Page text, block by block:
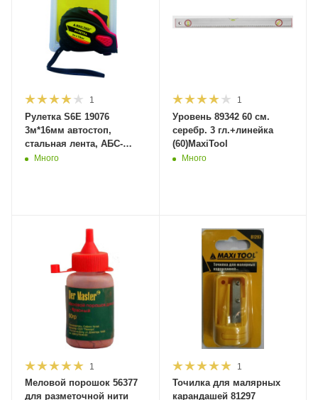
1
Рулетка S6E 19076
3м*16мм автостоп,
стальная лента, АБС-
корп, ремешок (1/120)
Много
1
Уровень 89342 60 см.
серебр. 3 гл.+линейка
(60)MaxiTool
Много
1
Меловой порошок 56377
для разметочной нити
1
Точилка для малярных
карандашей 81297